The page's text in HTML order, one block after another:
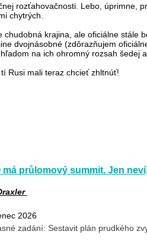
rozťahovačnosti. Lebo, úprimne,
chytrých.
krajina, ale oficiálne stále
dvojnásobné (zdôrazňujem
na ich ohromný rozsah šedej
Rusi mali teraz chcieť zhltnúť!
má průlomový summit. Jen
2026
zadání: Sestavit plán prudkého